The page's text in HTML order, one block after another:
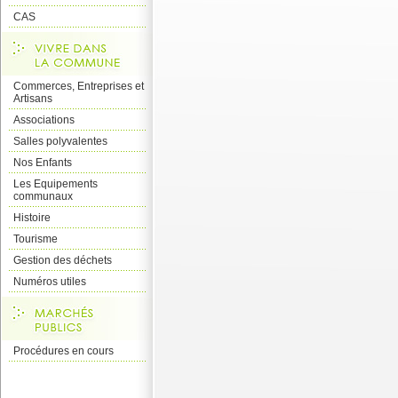
CAS
Commerces, Entreprises et
Artisans
Associations
Salles polyvalentes
Nos Enfants
Les Equipements
communaux
Histoire
Tourisme
Gestion des déchets
Numéros utiles
Procédures en cours